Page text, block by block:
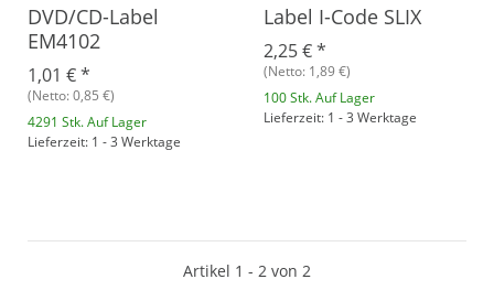
DVD/CD-Label
EM4102
1,01 €*
(Netto: 0,85 €)
4291 Stk. Auf Lager
Lieferzeit: 1 - 3 Werktage
Label I-Code SLIX
2,25 €*
(Netto: 1,89 €)
100 Stk. Auf Lager
Lieferzeit: 1 - 3 Werktage
Artikel 1 - 2 von 2